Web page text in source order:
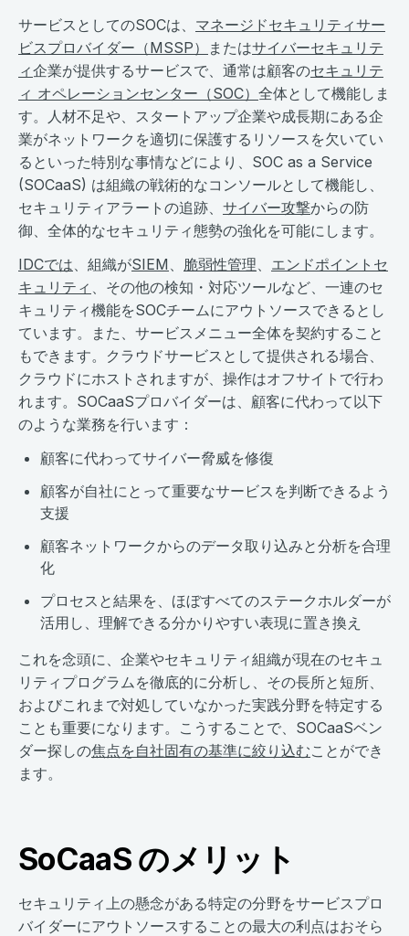
サービスとしてのSOCは、 マネージドセキュリティサー
ビスプロバイダー（MSSP）
またはサイバーセキュリテ
ィ企業が提供するサービスで、通常は顧客のセキュリテ
ィ オペレーションセンター（SOC） 全体として機能しま
す。人材不足や、スタートアップ企業や成長期にある企
業がネットワークを適切に保護するリソースを欠いてい
るといった特別な事情などにより、SOC as a Service
(SOCaaS) は組織の戦術的なコンソールとして機能し、
セキュリティアラートの追跡、 サイバー攻撃からの防
御、全体的なセキュリティ態勢の強化を可能にします。
IDCでは、組織がSIEM 、 脆弱性管理、 エンドポイントセ
キュリティ 、その他の検知・対応ツールなど、一連のセ
キュリティ機能をSOCチームにアウトソースできるとし
ています。また、サービスメニュー全体を契約すること
もできます。クラウドサービスとして提供される場合、
クラウドにホストされますが、操作はオフサイトで行わ
れます。SOCaaSプロバイダーは、顧客に代わって以下
のような業務を行います：
顧客に代わってサイバー脅威を修復
顧客が自社にとって重要なサービスを判断できるよう
支援
顧客ネットワークからのデータ取り込みと分析を合理
化
プロセスと結果を、ほぼすべてのステークホルダーが
活用し、理解できる分かりやすい表現に置き換え
これを念頭に、企業やセキュリティ組織が現在のセキュ
リティプログラムを徹底的に分析し、その長所と短所、
およびこれまで対処していなかった実践分野を特定する
ことも重要になります。こうすることで、SOCaaSベン
ダー探しの焦点を自社固有の基準に絞り込むことができ
ます。
SoCaaS のメリット
セキュリティ上の懸念がある特定の分野をサービスプロ
バイダーにアウトソースすることの最大の利点はおそら